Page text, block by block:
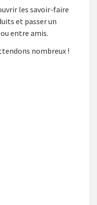
les savoir-faire
et passer un
entre amis.
nombreux !